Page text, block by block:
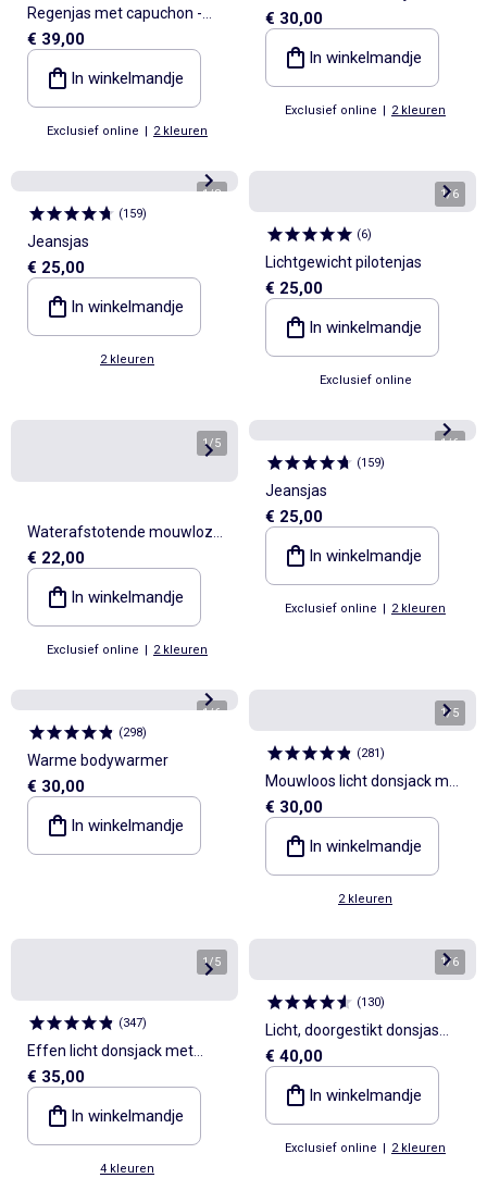
Regenjas met capuchon -
collectie gemakkelijk aan te
trekken
€ 39,00
In winkelmandje
Exclusief online | 2 kleuren
opstaande kraag
€ 30,00
In winkelmandje
Exclusief online | 2 kleuren
1/8
(159)
Jeansjas
€ 25,00
In winkelmandje
2 kleuren
1/6
(6)
Lichtgewicht pilotenjas
€ 25,00
In winkelmandje
Exclusief online
1/5
Waterafstotende mouwloze
gewatteerde jas
€ 22,00
In winkelmandje
Exclusief online | 2 kleuren
1/6
(159)
Jeansjas
€ 25,00
In winkelmandje
Exclusief online | 2 kleuren
1/6
(298)
Warme bodywarmer
€ 30,00
In winkelmandje
1/5
(281)
Mouwloos licht donsjack met
opstaande kraag
€ 30,00
In winkelmandje
2 kleuren
1/5
(347)
Effen licht donsjack met
lange mouw en opstaande
kraag
€ 35,00
In winkelmandje
4 kleuren
1/6
(130)
Licht, doorgestikt donsjas
met capuchon
€ 40,00
In winkelmandje
Exclusief online | 2 kleuren